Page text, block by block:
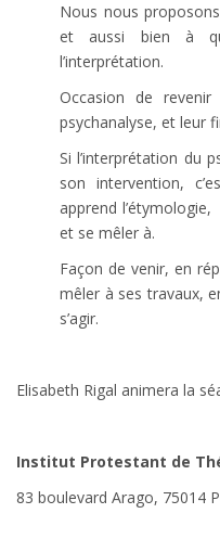
Nous nous
et aussi bien à
l’interprétation.
Occasion de
psychanalyse, et leur
Si l’interprétation du
son intervention,
apprend
et se mêler à.
Façon de venir, en
mêler à ses travaux,
s’agir.
Elisabeth Rigal animera la
Institut Protestant de
83 boulevard Arago, 75014